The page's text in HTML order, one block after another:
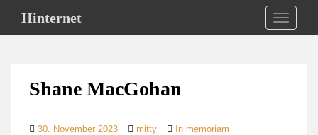
Hinternet
Shane MacGohan
30. November 2023 mitty In memoriam